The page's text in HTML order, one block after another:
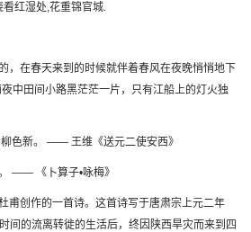
红湿处,花重锦官城.
，在春天来到的时候就伴着春风在夜晚悄悄地下
中田间小路黑茫茫一片，只有江船上的灯火独
色新。 —— 王维《送元二使安西》
—— 《卜算子•咏梅》
甫创作的一首诗。这首诗写于唐肃宗上元二年
间的流离转徙的生活后，终因陕西旱灾而来到四